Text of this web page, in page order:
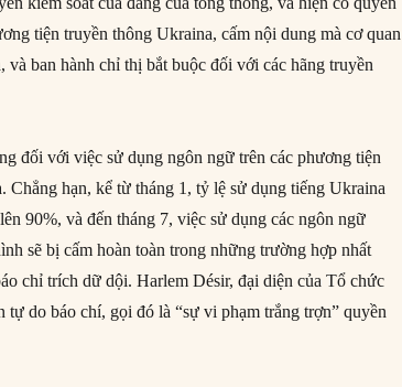
tiện truyền thông Ukraina, cấm nội dung mà cơ quan
ban hành chỉ thị bắt buộc đối với các hãng truyền
đối với việc sử dụng ngôn ngữ trên các phương tiện
Chẳng hạn, kể từ tháng 1, tỷ lệ sử dụng tiếng Ukraina
90%, và đến tháng 7, việc sử dụng các ngôn ngữ
sẽ bị cấm hoàn toàn trong những trường hợp nhất
chỉ trích dữ dội. Harlem Désir, đại diện của Tổ chức
do báo chí, gọi đó là “sự vi phạm trắng trợn” quyền